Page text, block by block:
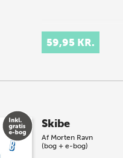
59,95 KR.
Skibe
Af Morten Ravn
(bog + e-bog)